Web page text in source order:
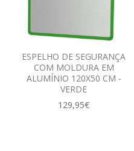
ESPELHO DE SEGURANÇA
COM MOLDURA EM
ALUMÍNIO 120X50 CM -
VERDE
129,95€